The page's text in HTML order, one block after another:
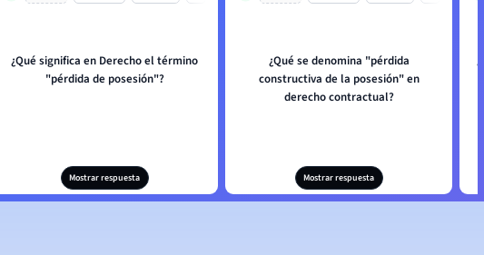
¿Qué significa en Derecho el término
"pérdida de posesión"?
Mostrar respuesta
¿Qué se denomina "pérdida
constructiva de la posesión" en
derecho contractual?
Mostrar respuesta